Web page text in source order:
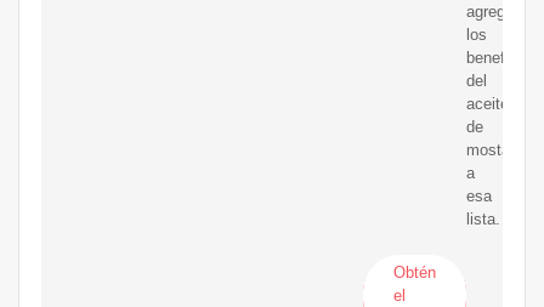
agregar
los
beneficios
del
aceite
de
mostaza
a
esa
lista.
Obtén
el